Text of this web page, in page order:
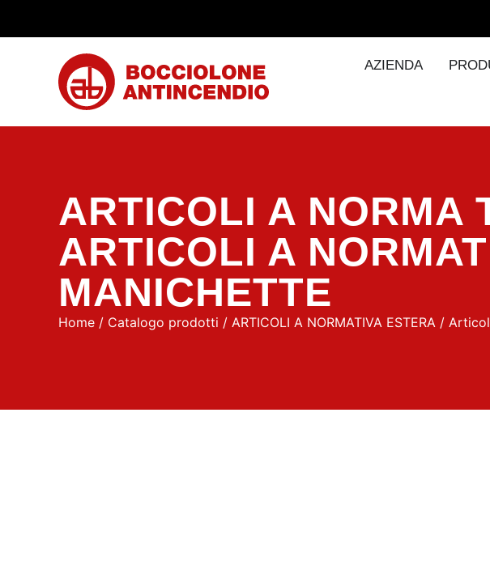
AZIENDA
ARTICOLI A NORMA
ARTICOLI A
MANICHETTE
Home / Catalogo prodotti / ARTICOLI A NORMATIVA ESTERA /